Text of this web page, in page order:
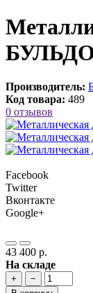
Производитель:
Код товара: 489
0 отзывов
Facebook
Twitter
Вконтакте
Google+
43 400 р.
На складе
+
−